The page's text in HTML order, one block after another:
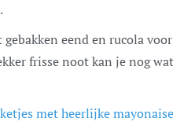
eend en rucola
frisse noot kan je nog
met heerlijke mayonaise